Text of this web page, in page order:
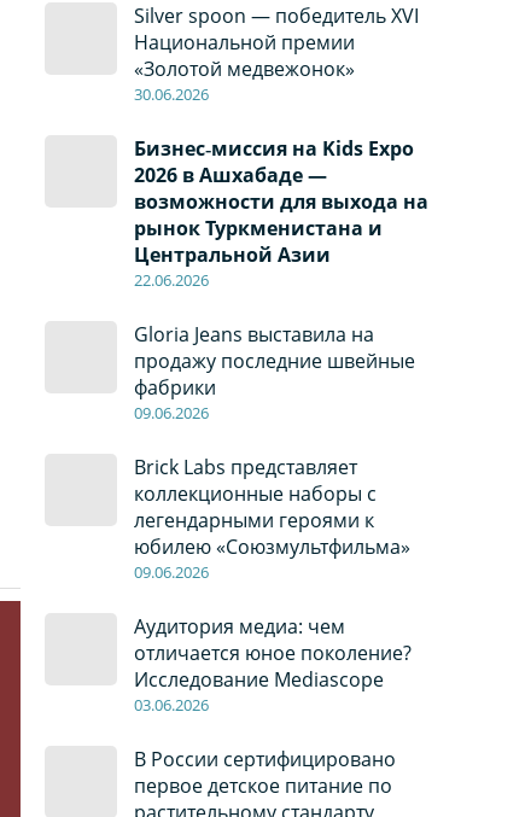
Silver spoon — победитель XVI
Национальной премии
«Золотой медвежонок»
30.06.2026
Бизнес‑миссия на Kids Expo
2026 в Ашхабаде —
возможности для выхода на
рынок Туркменистана и
Центральной Азии
22.06.2026
Gloria Jeans выставила на
продажу последние швейные
фабрики
09.06.2026
Brick Labs представляет
коллекционные наборы с
легендарными героями к
юбилею «Союзмультфильма»
09.06.2026
Аудитория медиа: чем
отличается юное поколение?
Исследование Mediascope
03.06.2026
В России сертифицировано
первое детское питание по